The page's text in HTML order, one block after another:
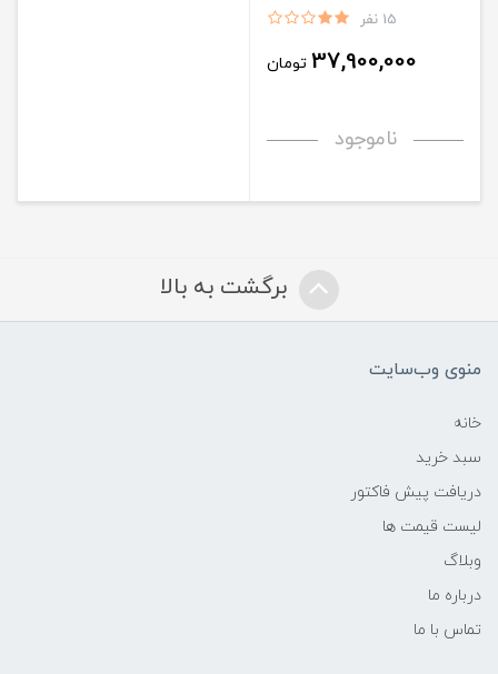
15 نفر
37,900,000 تومان
ناموجود
برگشت به بالا
منوی وب‌سایت
خانه
سبد خرید
دریافت پیش فاکتور
لیست قیمت ها
وبلاگ
درباره ما
تماس با ما